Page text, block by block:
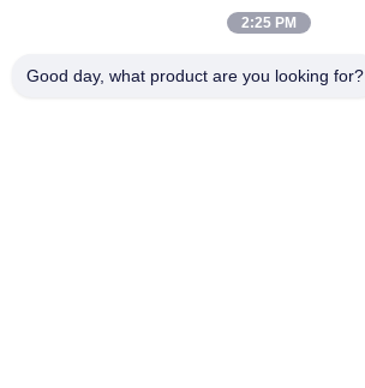
迅速な連絡
2:25 PM
Good day, what product are you looking for?